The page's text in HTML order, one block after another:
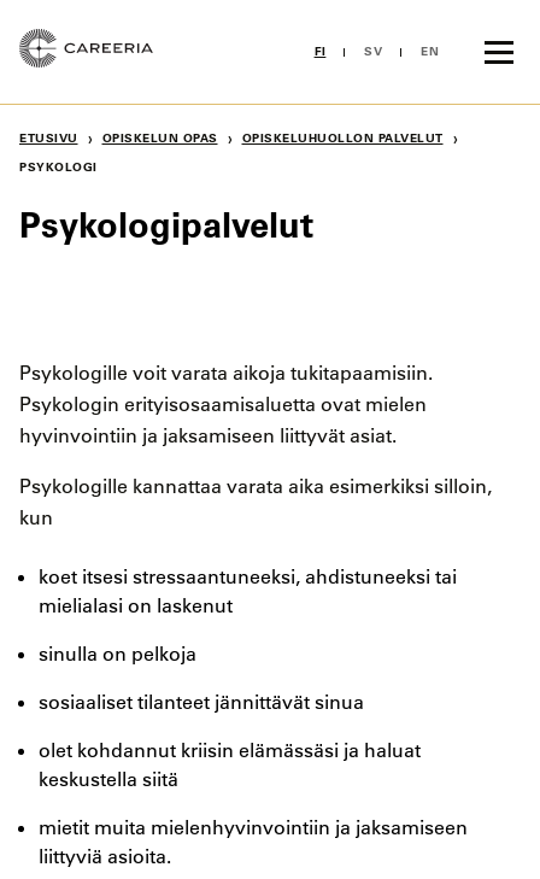
sisältöön
FI SV EN
ETUSIVU › OPISKELUN OPAS › OPISKELUHUOLLON PALVELUT ›
PSYKOLOGI
Psykologipalvelut
Psykologille voit varata aikoja tukitapaamisiin.
Psykologin erityisosaamisaluetta ovat mielen
hyvinvointiin ja jaksamiseen liittyvät asiat.
Psykologille kannattaa varata aika esimerkiksi silloin,
kun
koet itsesi stressaantuneeksi, ahdistuneeksi tai
mielialasi on laskenut
sinulla on pelkoja
sosiaaliset tilanteet jännittävät sinua
olet kohdannut kriisin elämässäsi ja haluat
keskustella siitä
mietit muita mielenhyvinvointiin ja jaksamiseen
liittyviä asioita.